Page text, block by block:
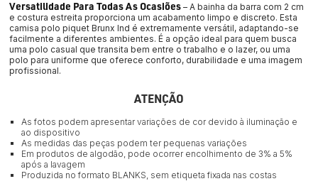
Versatilidade Para Todas As Ocasiões – A bainha da barra com 2 cm
e costura estreita proporciona um acabamento limpo e discreto. Esta
camisa polo piquet Brunx Ind é extremamente versátil, adaptando-se
facilmente a diferentes ambientes. É a opção ideal para quem busca
uma polo casual que transita bem entre o trabalho e o lazer, ou uma
polo para uniforme que oferece conforto, durabilidade e uma imagem
profissional.
ATENÇÃO
As fotos podem apresentar variações de cor devido à iluminação e
ao dispositivo
As medidas das peças podem ter pequenas variações
Em produtos de algodão, pode ocorrer encolhimento de 3% a 5%
após a lavagem
Produzida no formato BLANKS, sem etiqueta fixada nas costas